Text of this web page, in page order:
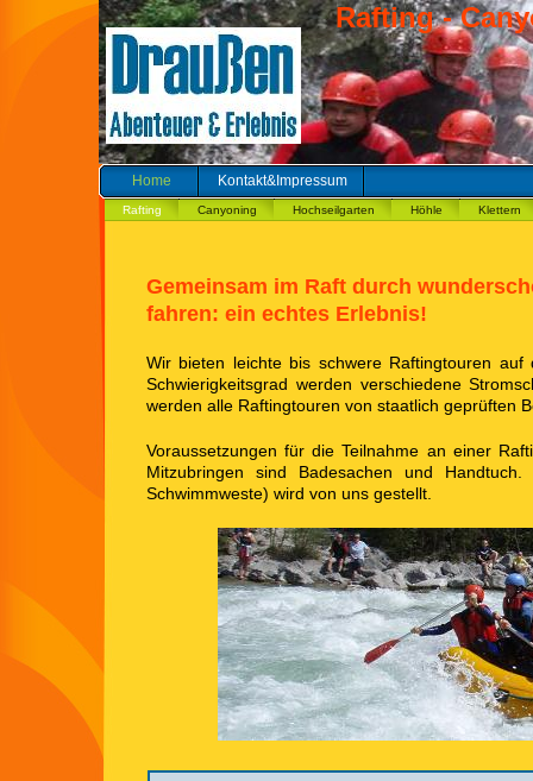
Rafting -
Home Kontakt&Impressum
Rafting Canyoning Hochseilgarten Höhle Klettern
Gemeinsam im Raft durch
fahren: ein echtes Erlebnis!
Wir bieten leichte bis schwere Raftingtouren
Schwierigkeitsgrad werden verschiedene
werden alle Raftingtouren von staatlich geprüften
Voraussetzungen für die Teilnahme an einer
Mitzubringen sind Badesachen und
Schwimmweste) wird von uns gestellt.